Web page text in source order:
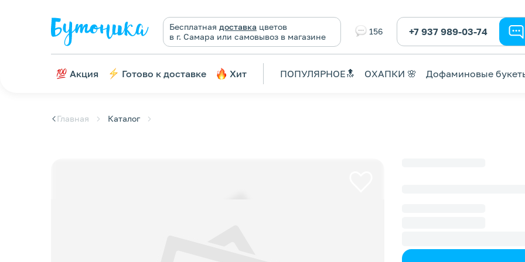
Бесплатная доставка цветов
в г. Самара или самовывоз в магазине
156 +7 937 989-03-74
Акция Готово к доставке Хит ПОПУЛЯРНОЕ🔝 ОХАПКИ 🌸 Дофаминовые
Главная Каталог